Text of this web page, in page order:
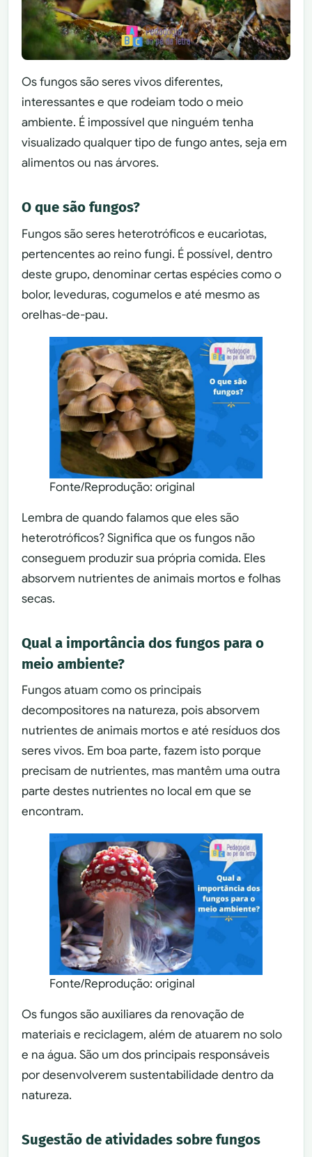
Os fungos são seres vivos diferentes,
interessantes e que rodeiam todo o meio
ambiente. É impossível que ninguém tenha
visualizado qualquer tipo de fungo antes, seja em
alimentos ou nas árvores.
O que são fungos?
Fungos são seres heterotróficos e eucariotas,
pertencentes ao reino fungi. É possível, dentro
deste grupo, denominar certas espécies como o
bolor, leveduras, cogumelos e até mesmo as
orelhas-de-pau.
Fonte/Reprodução: original
Lembra de quando falamos que eles são
heterotróficos? Significa que os fungos não
conseguem produzir sua própria comida. Eles
absorvem nutrientes de animais mortos e folhas
secas.
Qual a importância dos fungos para o
meio ambiente?
Fungos atuam como os principais
decompositores na natureza, pois absorvem
nutrientes de animais mortos e até resíduos dos
seres vivos. Em boa parte, fazem isto porque
precisam de nutrientes, mas mantêm uma outra
parte destes nutrientes no local em que se
encontram.
Fonte/Reprodução: original
Os fungos são auxiliares da renovação de
materiais e reciclagem, além de atuarem no solo
e na água. São um dos principais responsáveis
por desenvolverem sustentabilidade dentro da
natureza.
Sugestão de atividades sobre fungos